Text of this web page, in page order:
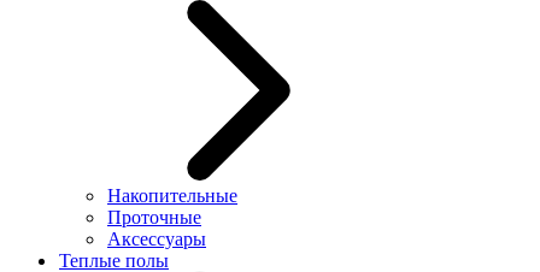
Накопительные
Проточные
Аксессуары
Теплые полы